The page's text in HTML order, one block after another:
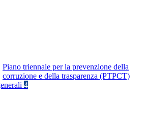
Piano triennale per la prevenzione della
corruzione e della trasparenza (PTPCT)
4